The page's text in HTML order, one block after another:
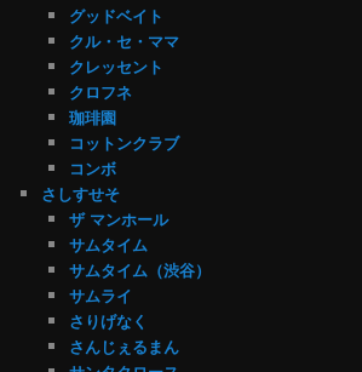
グッドベイト
クル・セ・ママ
クレッセント
クロフネ
珈琲園
コットンクラブ
コンボ
さしすせそ
ザ マンホール
サムタイム
サムタイム（渋谷）
サムライ
さりげなく
さんじぇるまん